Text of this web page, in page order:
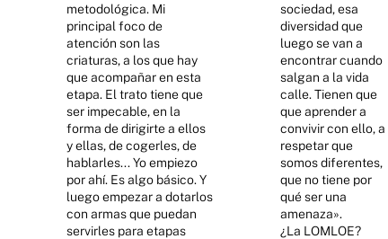
metodológica. Mi
principal foco de
atención son las
criaturas, a los que hay
que acompañar en esta
etapa. El trato tiene que
ser impecable, en la
forma de dirigirte a ellos
y ellas, de cogerles, de
hablarles... Yo empiezo
por ahí. Es algo básico. Y
luego empezar a dotarlos
con armas que puedan
servirles para etapas
sociedad, esa
diversidad que
luego se van a
encontrar cuando
salgan a la vida
calle. Tienen que
que aprender a
convivir con ello, a
respetar que
somos diferentes,
que no tiene por
qué ser una
amenaza».
¿La LOMLOE?